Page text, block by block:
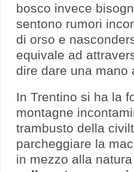
bosco invece
sentono rumori
di orso e
equivale ad
dire dare una mano
In Trentino si ha la
montagne
trambusto della
parcheggiare la
in mezzo alla